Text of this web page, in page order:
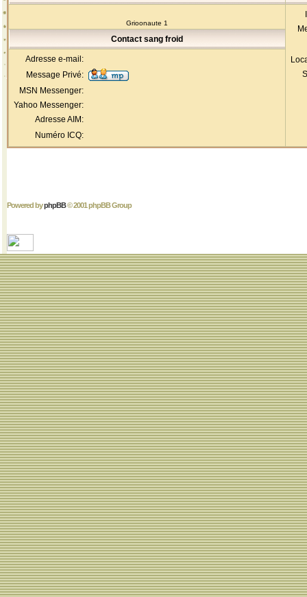
Grioonaute 1
Contact sang froid
Adresse e-mail:
Message Privé:
MSN Messenger:
Yahoo Messenger:
Adresse AIM:
Numéro ICQ:
Powered byphpBB© 2001 phpBB Group